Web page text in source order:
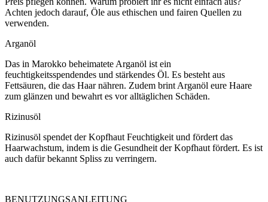
Achten jedoch darauf, Öle aus ethischen und fairen Quellen zu
verwenden.
Arganöl
Das in Marokko beheimatete Arganöl ist ein
feuchtigkeitsspendendes und stärkendes Öl. Es besteht aus
Fettsäuren, die das Haar nähren. Zudem brint Arganöl eure Haare
zum glänzen und bewahrt es vor alltäglichen Schäden.
Rizinusöl
Rizinusöl spendet der Kopfhaut Feuchtigkeit und fördert das
Haarwachstum, indem is die Gesundheit der Kopfhaut fördert. Es ist
auch dafür bekannt Spliss zu verringern.
BENUTZUNGSANLEITUNG